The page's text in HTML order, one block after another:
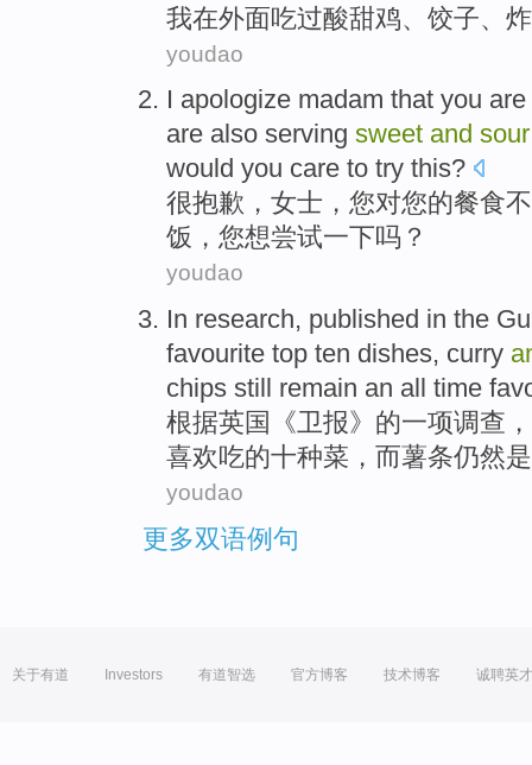
我在外面吃过酸甜鸡、 饺子、炸
youdao
I apologize madam that you
are also serving sweet and sour
would you care to try this?
很抱歉 ， 女士 ， 您对您的餐食不
饭 ，您想尝试一下吗？
youdao
In research, published in the
favourite top ten dishes, curry
chips still remain an all time
根据英国《卫报》 的一项调查 ，
喜欢吃的十种菜 ， 而薯条仍然
youdao
更多双语例句
关于有道 Investors 有道智选 官方博客 技术博客 诚聘英才